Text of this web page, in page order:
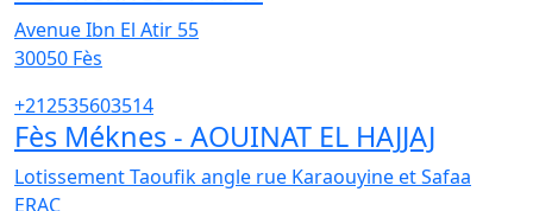
Avenue Ibn El Atir 55
30050 Fès
+212535603514
Fès Méknes - AOUINAT EL HAJJAJ
Lotissement Taoufik angle rue Karaouyine et Safaa
ERAC